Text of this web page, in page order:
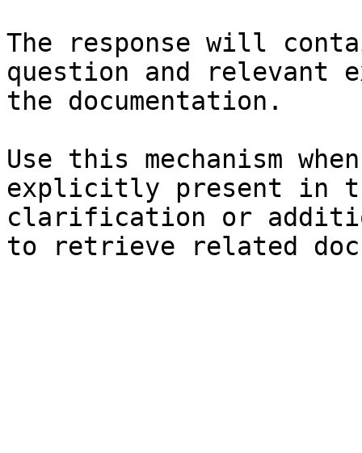
The response will
question and relevant
the documentation.
Use this mechanism
explicitly present in
clarification or